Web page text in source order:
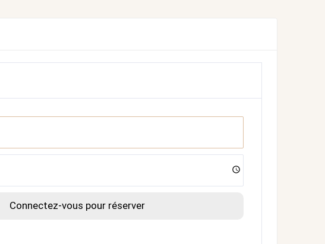
Connectez-vous pour réserver